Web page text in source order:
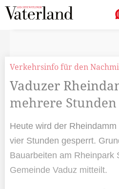
Verkehrsinfo für den
Vaduzer
mehrere
Heute wird der
vier Stunden gesperrt.
Bauarbeiten am Rheinpark
Gemeinde Vaduz mitteilt.